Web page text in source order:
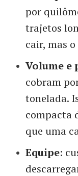
por
trajetos
cair, mas
Volume e
cobram
tonelada.
compacta
que uma
Equipe: